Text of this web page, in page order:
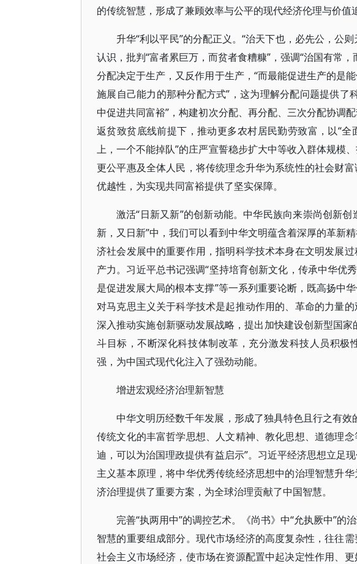
的传统智慧，形成了兼顾效率与公平的现代经济伦理与价值
升华“利以平民”的分配正义。“治天下也，必先公，公
认识，批判“富者累巨万，而贫者食糟糠”，强调“治国有常
分配决定于生产，又反作用于生产，“而最能促进生产的是
施展自己能力的那种分配方式”，这为理解分配问题提供了
中促进共同富裕”，构建初次分配、再分配、三次分配协调
返贫致贫底线前提下，推动更多农村居民勤劳致富，以“
上，一个不能掉队”的庄严宣誓稳步扩大中等收入群体规模
更公平惠及全体人民，将传统理念升华为系统性的社会财
优越性，为实现共同富裕提供了坚实保障。
激活“日新又新”的创新动能。中华民族向来崇尚创新
新，又日新”中，我们可以看到中华文明蕴含着深厚的革新
济社会发展中的重要作用，指明科学技术本身在文明发展
产力。习近平总书记强调“坚持培育创新文化，传承中华优
是促进发展大局的根本支撑”等一系列重要论断，既高扬中
对马克思主义关于科学技术是起推动作用的、革命的力量
深入推动实施创新驱动发展战略，提出加快建设创新型国
斗目标，不断深化科技体制改革，充分激发科技人员积极
强，为中国式现代化注入了强劲动能。
增进宏观经济治理新智慧
中华文明历经数千年发展，形成了独具特色且行之有
传统文化的丰富哲学思想、人文精神、教化思想、道德理
迪，可以为治国理政提供有益启示”。习近平经济思想立足
主义基本原理，将中华优秀传统经济思想中的治理智慧升
济治理提供了重要方案，为全球治理贡献了中国智慧。
完善“执两用中”的调控艺术。《尚书》中“允执厥中”的
智慧的重要组成部分。现代市场经济的高度复杂性，往往
社会主义市场经济，使市场在资源配置中起决定性作用、